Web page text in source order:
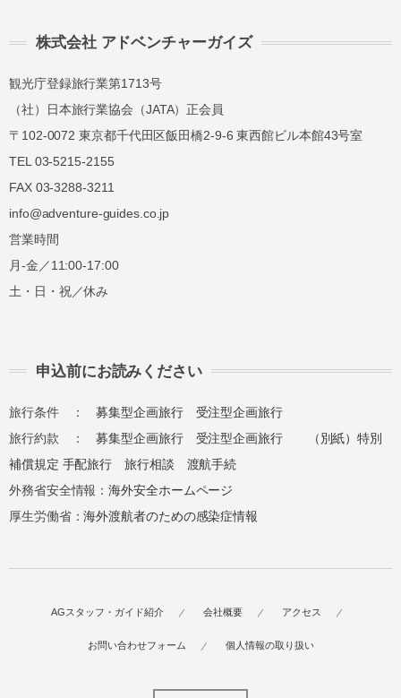
株式会社 アドベンチャーガイズ
観光庁登録旅行業第1713号
（社）日本旅行業協会（JATA）正会員
〒102-0072 東京都千代田区飯田橋2-9-6 東西館ビル本館43号室
TEL 03-5215-2155
FAX 03-3288-3211
info@adventure-guides.co.jp
営業時間
月-金／11:00-17:00
土・日・祝／休み
申込前にお読みください
旅行条件 ：募集型企画旅行
受注型企画旅行
旅行約款 ：募集型企画旅行 受注型企画旅行
（別紙）特別
補償規定 手配旅行 旅行相談
渡航手続
外務省安全情報：海外安全ホームページ
厚生労働省：海外渡航者のための感染症情報
AGスタッフ・ガイド紹介 会社概要 アクセス
お問い合わせフォーム 個人情報の取り扱い